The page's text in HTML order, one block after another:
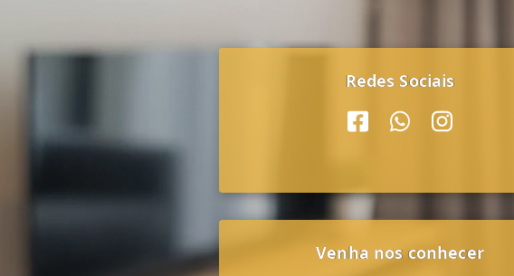
Redes Sociais
Venha nos conhecer